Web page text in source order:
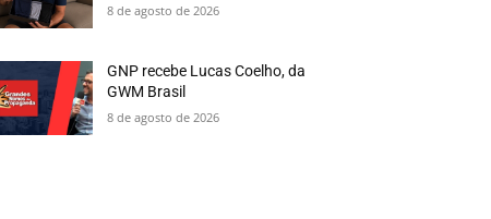
8 de agosto de 2026
GNP recebe Lucas Coelho, da
GWM Brasil
8 de agosto de 2026